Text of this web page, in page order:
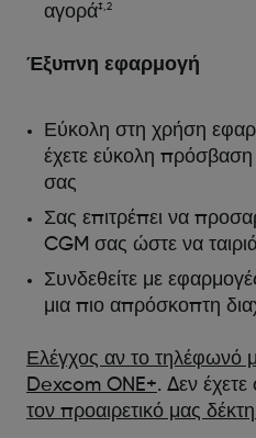
αγορά‡,2
Έξυπνη εφαρμογή
Εύκολη στη χρήση
έχετε εύκολη πρόσβαση
σας
Σας επιτρέπει να
CGM σας ώστε να
Συνδεθείτε με
μια πιο απρόσκοπτη
Ελέγχος αν το τηλέφωνό
Dexcom ONE+. Δεν
τον προαιρετικό μας δέκτη